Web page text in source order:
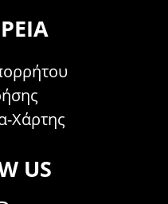
Χάρτης
US